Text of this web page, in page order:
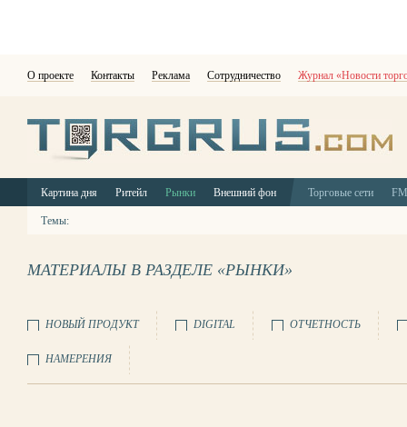
О проекте Контакты Реклама Сотрудничество Журнал «Новости
Картина дня Ритейл Рынки Внешний фон Торговые сети
Темы:
МАТЕРИАЛЫ В РАЗДЕЛЕ «РЫНКИ»
НОВЫЙ ПРОДУКТ DIGITAL ОТЧЕТНОСТЬ
НАМЕРЕНИЯ